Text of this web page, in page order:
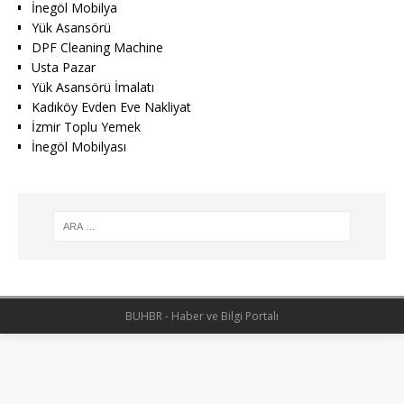
İnegöl Mobilya
Yük Asansörü
DPF Cleaning Machine
Usta Pazar
Yük Asansörü İmalatı
Kadıköy Evden Eve Nakliyat
İzmir Toplu Yemek
İnegöl Mobilyası
BUHBR - Haber ve Bilgi Portalı